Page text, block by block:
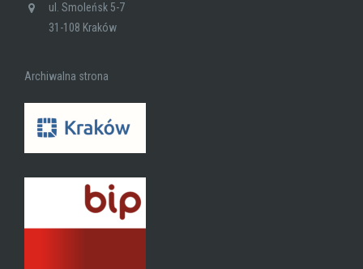
ul. Smoleńsk 5-7
31-108 Kraków
Archiwalna strona